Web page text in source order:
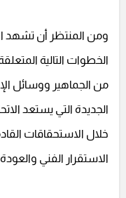
ومن المنتظر أن تشهد
الخطوات التالية
من الجماهير ووسائل
الجديدة التي يستعد
خلال الاستحقاقات
الاستقرار الفني